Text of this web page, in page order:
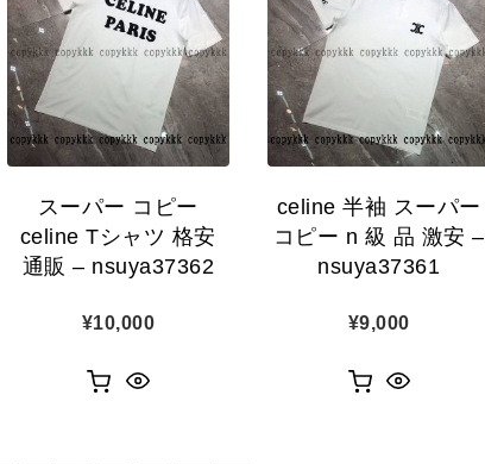
スーパー コピー
celine Tシャツ 格安
通販 – nsuya37362
¥10,000
celine 半袖 スーパー
コピー n 級 品 激安 –
nsuya37361
¥9,000